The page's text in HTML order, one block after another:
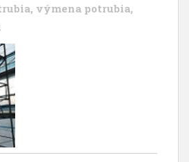
výmena potrubia,